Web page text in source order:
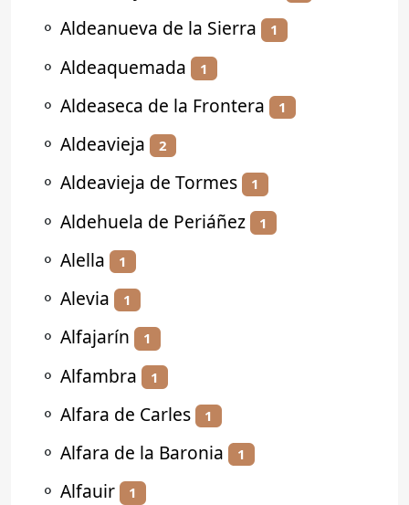
⚬ Aldeanueva de la Sierra 1
⚬ Aldeaquemada 1
⚬ Aldeaseca de la Frontera 1
⚬ Aldeavieja 2
⚬ Aldeavieja de Tormes 1
⚬ Aldehuela de Periáñez 1
⚬ Alella 1
⚬ Alevia 1
⚬ Alfajarín 1
⚬ Alfambra 1
⚬ Alfara de Carles 1
⚬ Alfara de la Baronia 1
⚬ Alfauir 1